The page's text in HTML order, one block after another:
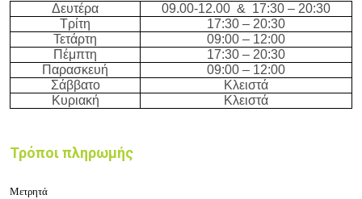
Δευτέρα 09.00-12.00 & 17:30 – 20:30
Τρίτη
17:30 – 20:30
Τετάρτη
09:00 – 12:00
Πέμπτη
17:30 – 20:30
Παρασκευή
09:00 – 12:00
Σάββατο
Κλειστά
Κυριακή
Κλειστά
Τρόποι πληρωμής
Μετρητά